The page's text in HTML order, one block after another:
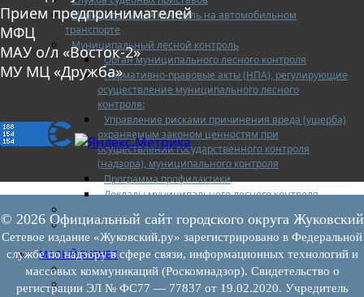
Муниципальный контроль на автомобильном
транспорте
Муниципальный лесной контроль
Орган муниципального лесного контроля
Нормативно-правовые акты (НПА), регулирующие
осуществление муниципального лесного
контроля:
Управление рисками причинения вреда (ущерба)
охраняемым законом ценностям при
осуществлении государственного контроля
(надзора), муниципального контроля
Программа профилактики
Доклады муниципального лесного контроля
Муниципальный контроль в сфере
благоустройства
МАЛЫЙ БИЗНЕС
Прием предпринимателей
Новости МСП
Прием предпринимателей
МФЦ
МАУ о/л «Восток-2»
МУ МЦ «Дружба»
© 2026 Официальный сайт городского округа Жуковский
Сетевое издание «Жуковский.ру» зарегистрировано в Федеральной
службе по надзору в сфере связи, информационных технологий и
массовых коммуникаций (Роскомнадзор). Свидетельство о
регистрации ЭЛ № ФС77 — 77837 от 19.02.2020. Учредитель